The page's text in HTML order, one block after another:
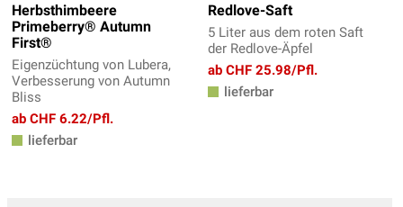
Herbsthimbeere
Primeberry® Autumn
First®
Eigenzüchtung von Lubera,
Verbesserung von Autumn
Bliss
ab CHF 6.22/Pfl.
lieferbar
Redlove-Saft
5 Liter aus dem roten Saft
der Redlove-Äpfel
ab CHF 25.98/Pfl.
lieferbar